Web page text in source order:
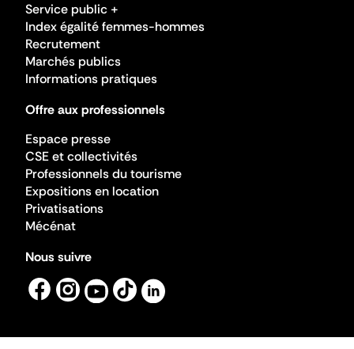
Service public +
Index égalité femmes-hommes
Recrutement
Marchés publics
Informations pratiques
Offre aux professionnels
Espace presse
CSE et collectivités
Professionnels du tourisme
Expositions en location
Privatisations
Mécénat
Nous suivre